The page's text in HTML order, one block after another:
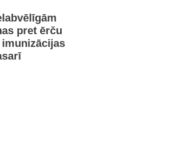
pret ērču
imunizācijas